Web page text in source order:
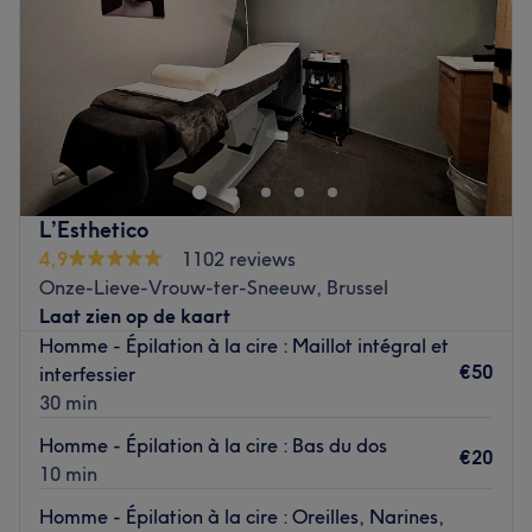
Zaterdag
Situé à Bruxelles, Nefaline est un centre de beauté et
bien-être à l'ambiance conviviale et décontractée. Néné,
professionnelle et passionnée, vous accueille avec le
sourire. Elle vous proposera une large gamme de
prestations pour votre beauté et bien-être.
Transport public le plus proche :
À seulement quelques minutes à pied de l'arrêt de bus
Bailli ou sur l'avenue Louise
Nos coups de cœur :
L’atmosphère : découvrez un cadre confortable à la
décoration moderne et épurée.
La spécialité de l’établissement : Soin du visage et
L’Esthetico
4,9
1102 reviews
Onze-Lieve-Vrouw-ter-Sneeuw, Brussel
Laat zien op de kaart
Homme - Épilation à la cire : Maillot intégral et
interfessier
30 min
€50
Homme - Épilation à la cire : Bas du dos
10 min
€20
Homme - Épilation à la cire : Oreilles, Narines,